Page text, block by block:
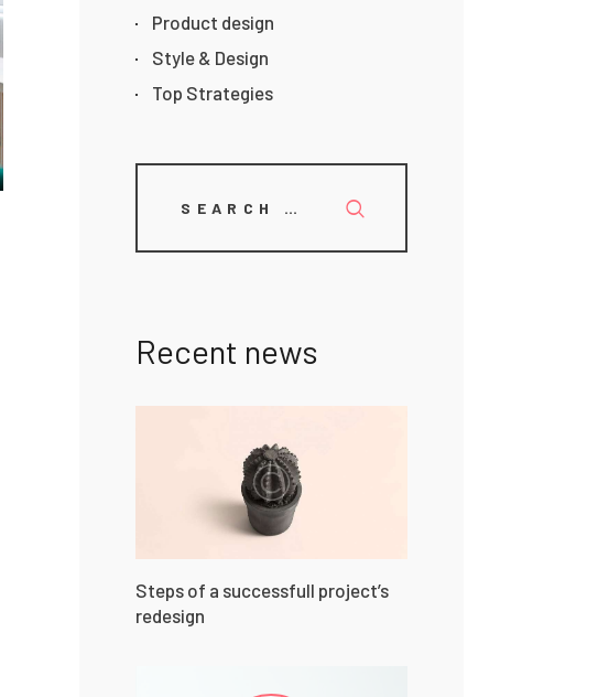
Product design
Style & Design
Top Strategies
Recent news
Steps of a successfull project’s
redesign